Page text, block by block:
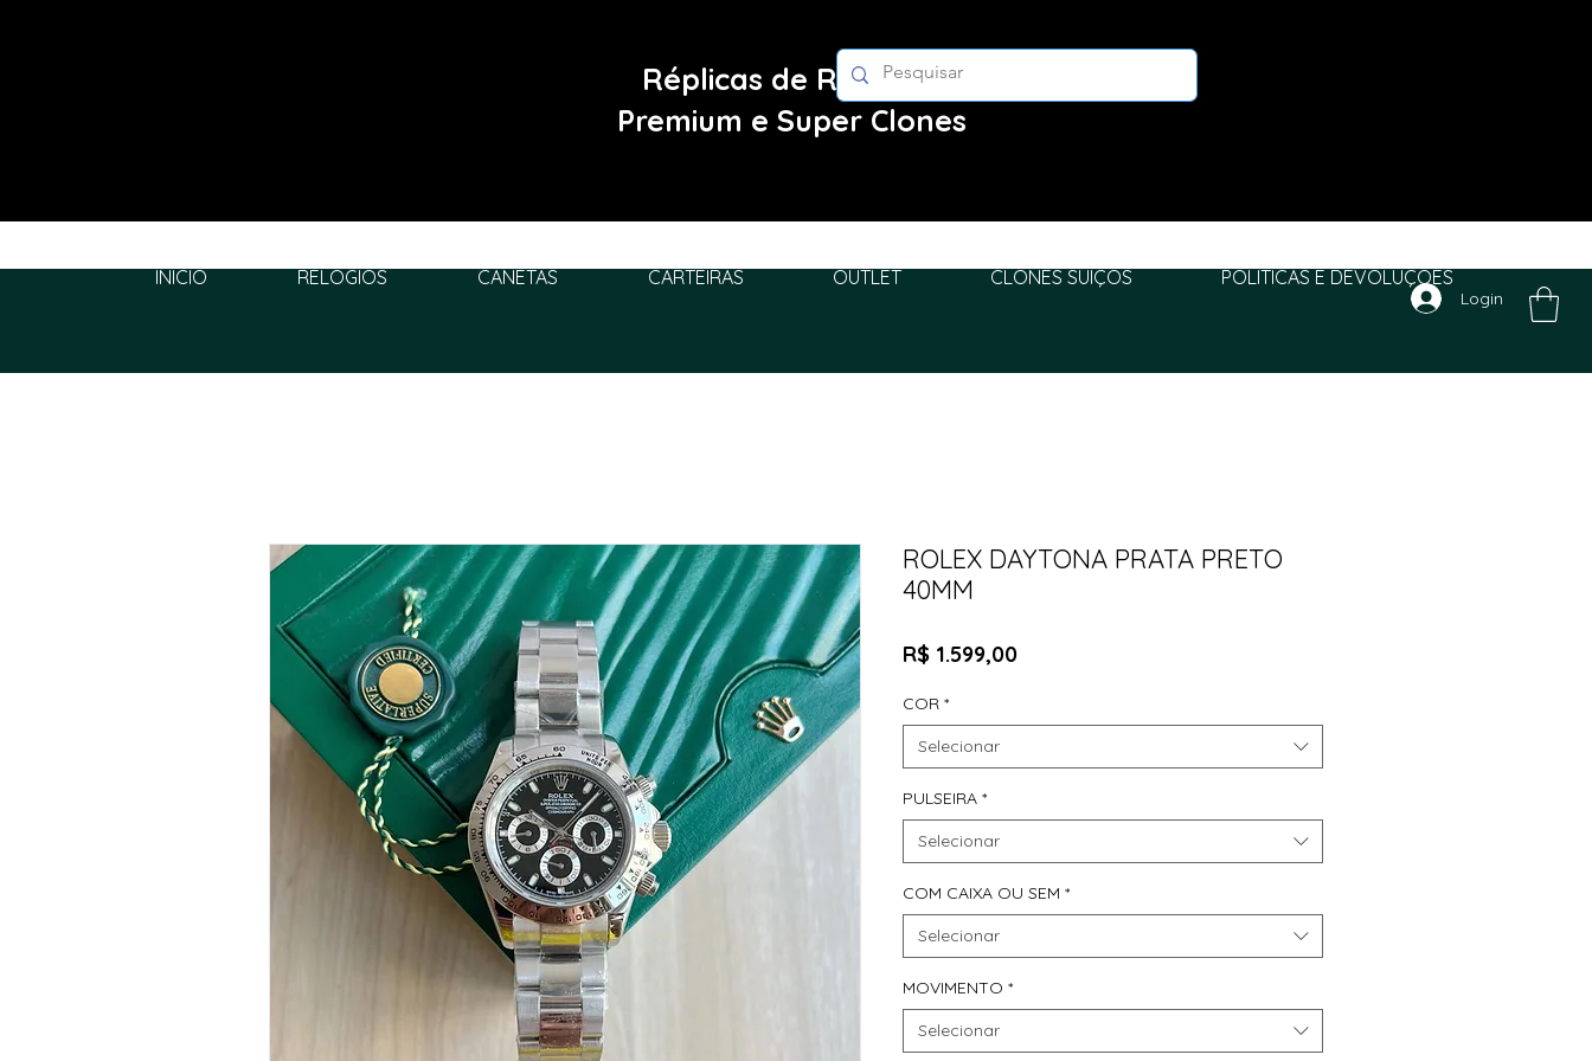
Réplicas de Relógios
Premium e Super Clones
INÍCIO RELÓGIOS CANETAS CARTEIRAS OUTLET CLONES SUIÇOS POLITICAS E DEVOLUÇÕES
Login
ROLEX DAYTONA PRATA PRETO
40MM
R$ 1.599,00Preço
COR *
Selecionar
PULSEIRA *
Selecionar
COM CAIXA OU SEM *
Selecionar
MOVIMENTO *
Selecionar